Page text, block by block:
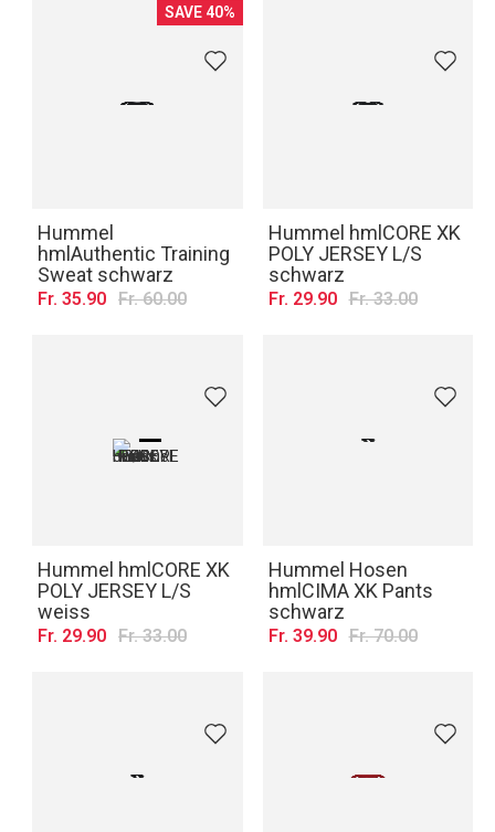
SAVE 40%
Hummel
hmlAuthentic Training
Sweat schwarz
Fr. 35.90 Fr. 60.00
Hummel hmlCORE XK
POLY JERSEY L/S
schwarz
Fr. 29.90 Fr. 33.00
Hummel hmlCORE XK
POLY JERSEY L/S
weiss
Fr. 29.90 Fr. 33.00
Hummel Hosen
hmlCIMA XK Pants
schwarz
Fr. 39.90 Fr. 70.00